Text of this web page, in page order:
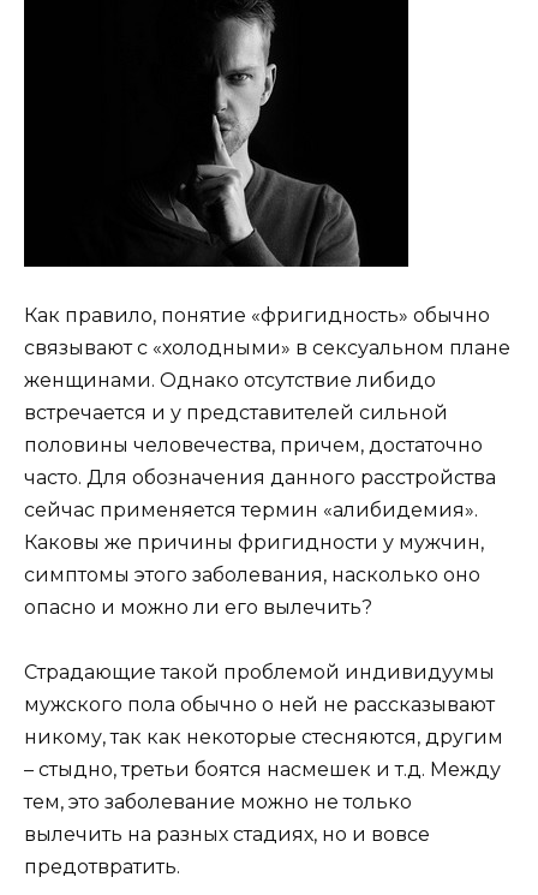
Как правило, понятие «фригидность» обычно
связывают с «холодными» в сексуальном плане
женщинами. Однако отсутствие либидо
встречается и у представителей сильной
половины человечества, причем, достаточно
часто. Для обозначения данного расстройства
сейчас применяется термин «алибидемия».
Каковы же причины фригидности у мужчин,
симптомы этого заболевания, насколько оно
опасно и можно ли его вылечить?
Страдающие такой проблемой индивидуумы
мужского пола обычно о ней не рассказывают
никому, так как некоторые стесняются, другим
– стыдно, третьи боятся насмешек и т.д. Между
тем, это заболевание можно не только
вылечить на разных стадиях, но и вовсе
предотвратить.